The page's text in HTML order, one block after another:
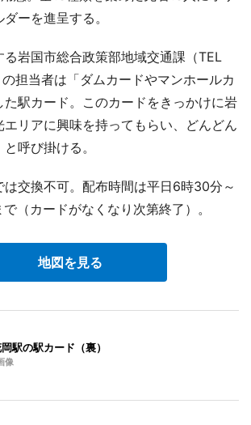
ーを進呈する。
岩国市総合政策部地域交通課（TEL
の担当者は「ダムカードやマンホールカ
た駅カード。このカードをきっかけに岩
リアに興味を持ってもらい、どんどん
呼び掛ける。
交換不可。配布時間は平日6時30分～
（カードがなくなり次第終了）。
地図を見る
駅の駅カード（裏）
像